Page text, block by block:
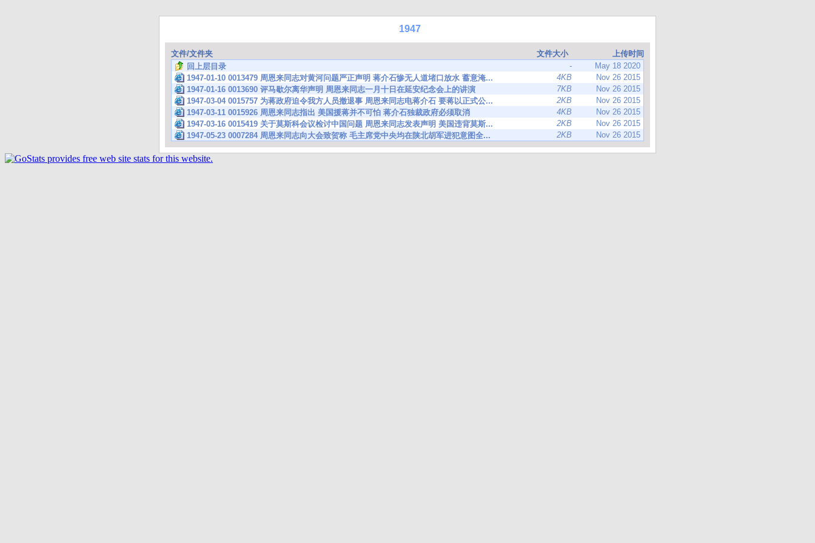
1947
文件/文件夹 文件大小
上传时间
回上层目录
-
May 18 2020
1947-01-10 0013479 周恩来同志对黄河问题严正声明 蒋介石惨无人道堵口放水 蓄意淹...
4KB
Nov 26 2015
1947-01-16 0013690 评马歇尔离华声明 周恩来同志一月十日在延安纪念会上的讲演
7KB
Nov 26 2015
1947-03-04 0015757 为蒋政府迫令我方人员撤退事 周恩来同志电蒋介石 要蒋以正式公...
2KB
Nov 26 2015
1947-03-11 0015926 周恩来同志指出 美国援蒋并不可怕 蒋介石独裁政府必须取消
4KB
Nov 26 2015
1947-03-16 0015419 关于莫斯科会议检讨中国问题 周恩来同志发表声明 美国违背莫斯...
2KB
Nov 26 2015
1947-05-23 0007284 周恩来同志向大会致贺称 毛主席党中央均在陕北胡军进犯意图全...
2KB Nov 26 2015